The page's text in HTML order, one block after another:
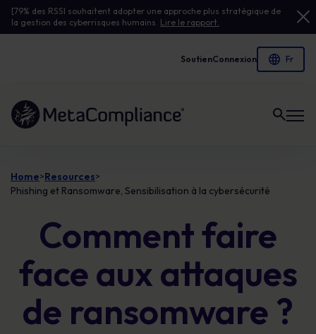
[79% des RSSI souhaitent adopter une approche plus stratégique de
la gestion des cyberrisques humains. Lire le rapport.
SoutienConnexion
Lien vers la page d'accueil
Home>Resources>
Phishing et Ransomware, Sensibilisation à la cybersécurité
Comment faire
face aux attaques
de ransomware ?